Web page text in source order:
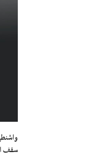
سقف